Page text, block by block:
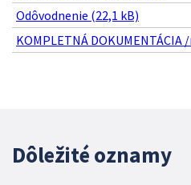
Odôvodnenie (22,1 kB)
KOMPLETNÁ
Dôležité oznamy